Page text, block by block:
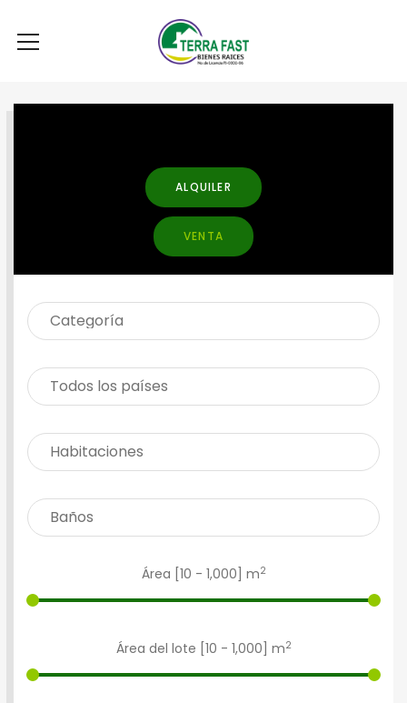
BUSCAR PROPIEDAD
ALQUILER
VENTA
Área [ 10 - 1,000 ] m2
Área del lote [ 10 - 1,000 ] m2